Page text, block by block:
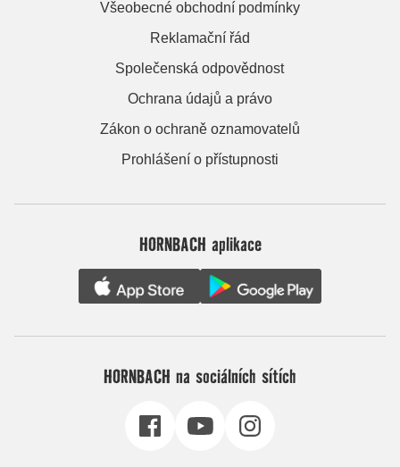
Všeobecné obchodní podmínky
Reklamační řád
Společenská odpovědnost
Ochrana údajů a právo
Zákon o ochraně oznamovatelů
Prohlášení o přístupnosti
HORNBACH aplikace
HORNBACH na sociálních sítích